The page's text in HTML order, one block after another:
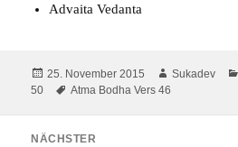
Advaita Vedanta
Veröffentlicht
am
25. November 2015 Autor
Sukadev
50
Schlagwörter
Atma Bodha Vers 46
NÄCHSTER